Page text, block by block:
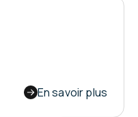
productivité dans
En savoir plus